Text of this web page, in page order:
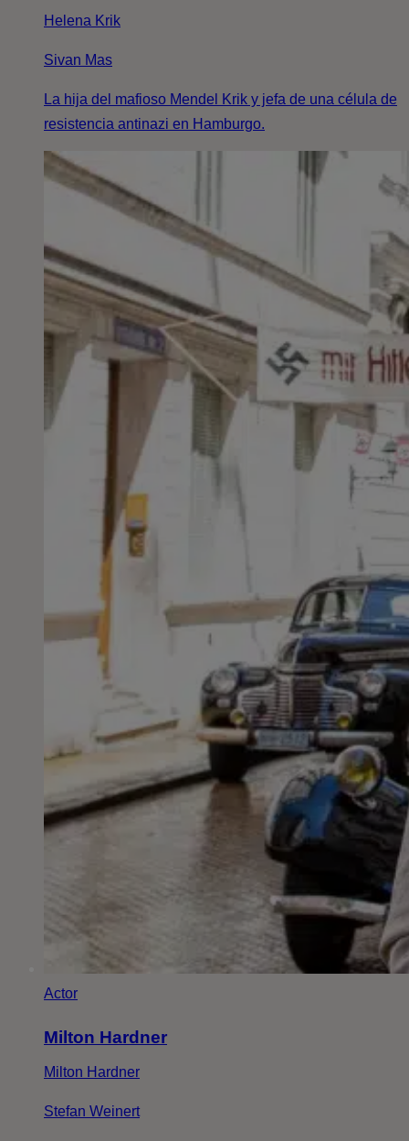
Helena Krik
Sivan Mas
La hija del mafioso Mendel Krik y jefa de una célula de
resistencia antinazi en Hamburgo.
Actor
Milton Hardner
Milton Hardner
Stefan Weinert